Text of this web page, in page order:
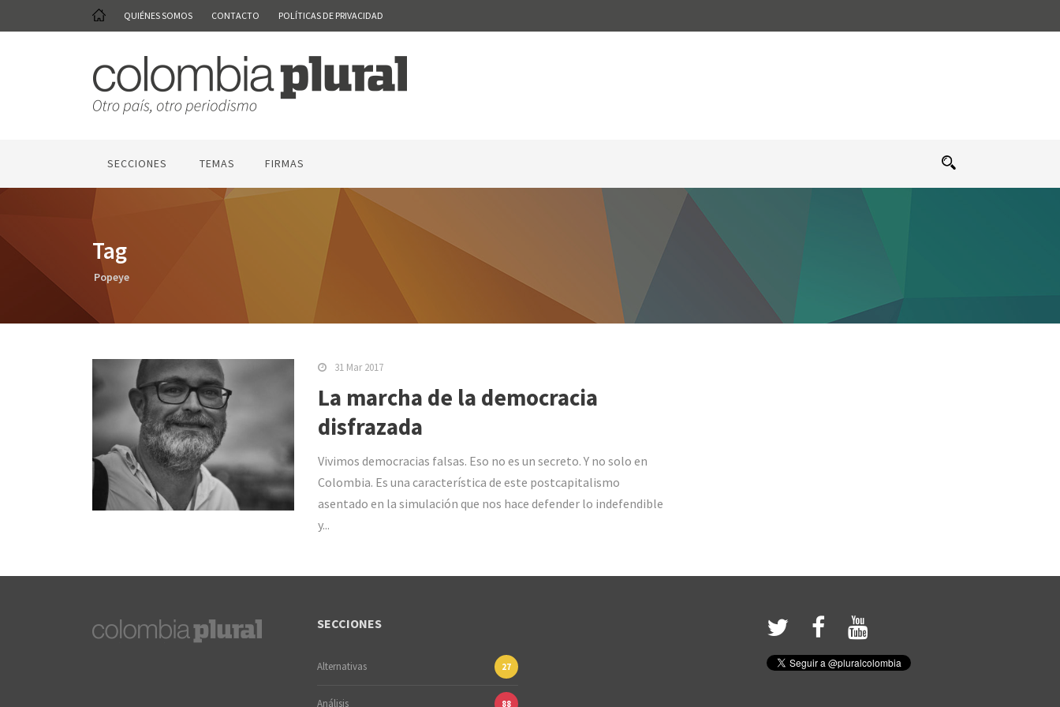
QUIÉNES SOMOS CONTACTO POLÍTICAS DE PRIVACIDAD
SECCIONES TEMAS FIRMAS
Tag
Popeye
31 Mar 2017
La marcha de la democracia
disfrazada
Vivimos democracias falsas. Eso no es un secreto. Y no solo en
Colombia. Es una característica de este postcapitalismo
asentado en la simulación que nos hace defender lo indefendible
y...
SECCIONES
Alternativas 27
Análisis 88